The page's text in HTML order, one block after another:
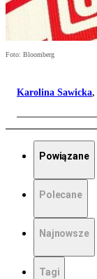
Foto: Bloomberg
Karolina Sawicka,
Powiązane
Polecane
Najnowsze
Tagi